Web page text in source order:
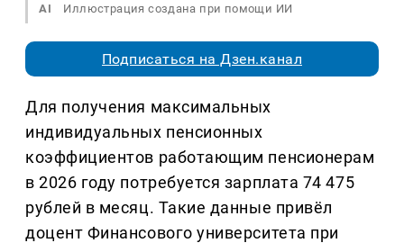
AI Иллюстрация создана при помощи ИИ
Подписаться на Дзен.канал
Для получения максимальных
индивидуальных пенсионных
коэффициентов работающим пенсионерам
в 2026 году потребуется зарплата 74 475
рублей в месяц. Такие данные привёл
доцент Финансового университета при